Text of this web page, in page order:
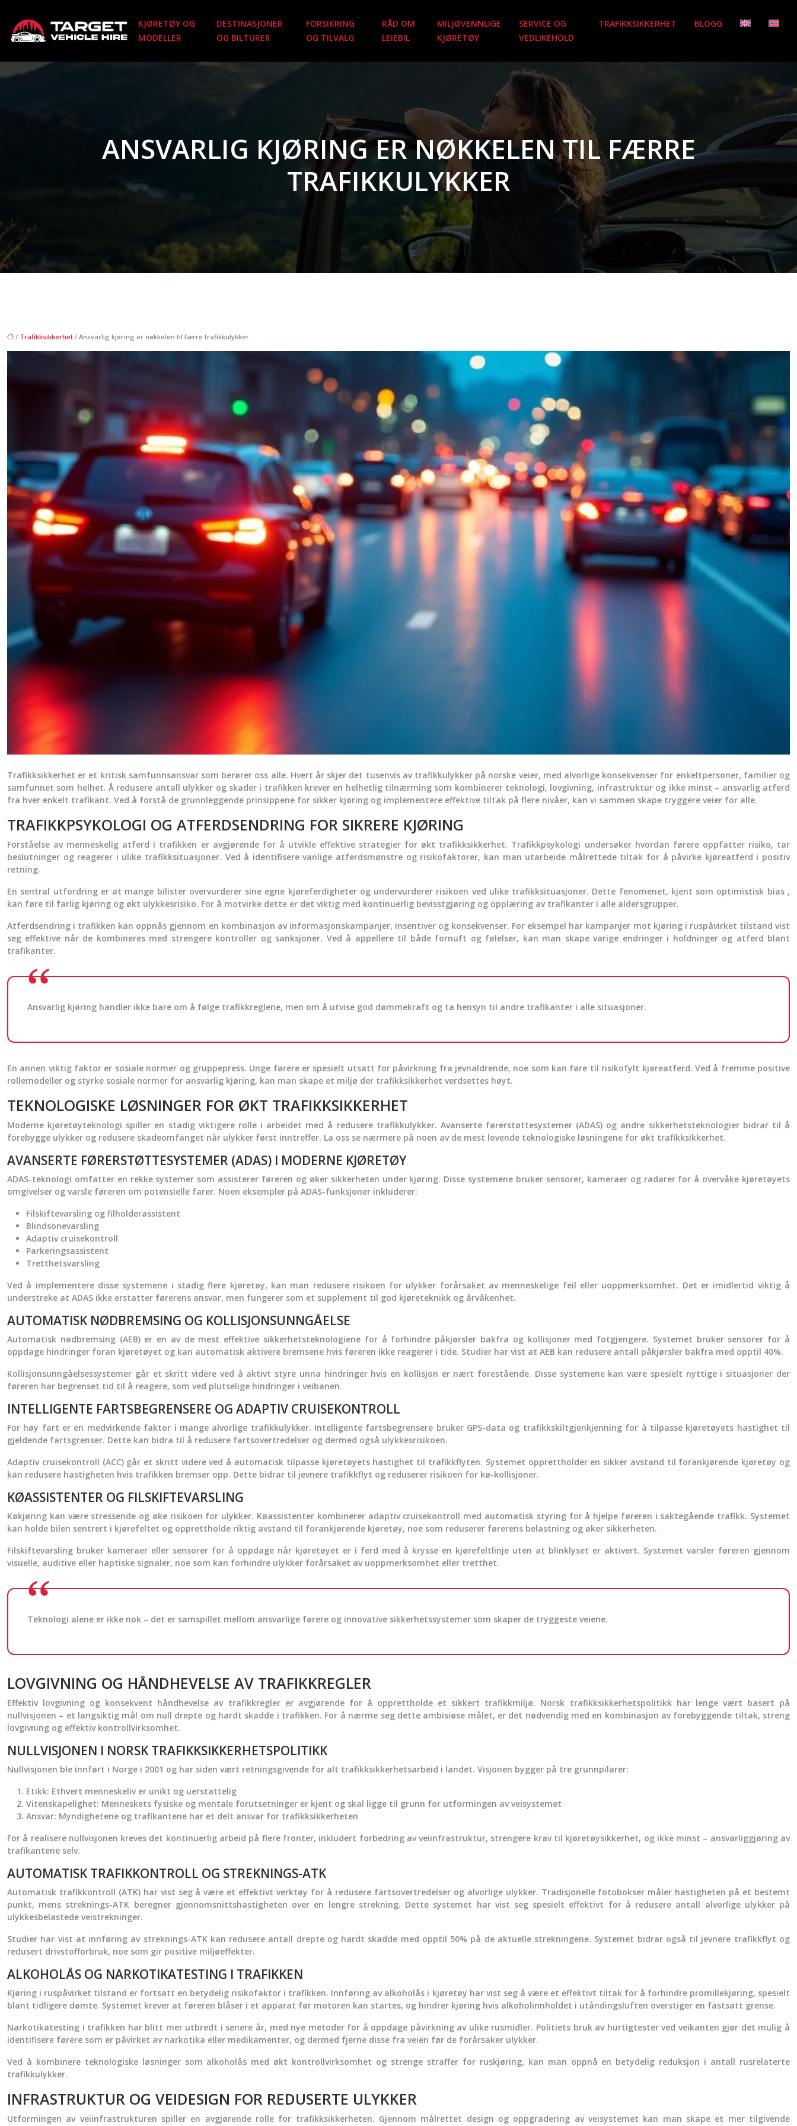
KJØRETØY OG
MODELLER
DESTINASJONER
OG BILTURER
FORSIKRING
OG TILVALG
RÅD OM
LEIEBIL
MILJØVENNLIGE
KJØRETØY
SERVICE OG
VEDLIKEHOLD
TRAFIKKSIKKERHET BLOGG
ANSVARLIG KJØRING ER NØKKELEN TIL FÆRRE
TRAFIKKULYKKER
/ Trafikksikkerhet / Ansvarlig kjøring er nøkkelen til færre trafikkulykker
Trafikksikkerhet er et kritisk samfunnsansvar som berører oss alle. Hvert år skjer det tusenvis av trafikkulykker på norske veier, med alvorlige konsekvenser for enkeltpersoner, familier og
samfunnet som helhet. Å redusere antall ulykker og skader i trafikken krever en helhetlig tilnærming som kombinerer teknologi, lovgivning, infrastruktur og ikke minst – ansvarlig atferd
fra hver enkelt trafikant. Ved å forstå de grunnleggende prinsippene for sikker kjøring og implementere effektive tiltak på flere nivåer, kan vi sammen skape tryggere veier for alle.
TRAFIKKPSYKOLOGI OG ATFERDSENDRING FOR SIKRERE KJØRING
Forståelse av menneskelig atferd i trafikken er avgjørende for å utvikle effektive strategier for økt trafikksikkerhet. Trafikkpsykologi undersøker hvordan førere oppfatter risiko, tar
beslutninger og reagerer i ulike trafikksituasjoner. Ved å identifisere vanlige atferdsmønstre og risikofaktorer, kan man utarbeide målrettede tiltak for å påvirke kjøreatferd i positiv
retning.
En sentral utfordring er at mange bilister overvurderer sine egne kjøreferdigheter og undervurderer risikoen ved ulike trafikksituasjoner. Dette fenomenet, kjent som optimistisk bias ,
kan føre til farlig kjøring og økt ulykkesrisiko. For å motvirke dette er det viktig med kontinuerlig bevisstgjøring og opplæring av trafikanter i alle aldersgrupper.
Atferdsendring i trafikken kan oppnås gjennom en kombinasjon av informasjonskampanjer, insentiver og konsekvenser. For eksempel har kampanjer mot kjøring i ruspåvirket tilstand vist
seg effektive når de kombineres med strengere kontroller og sanksjoner. Ved å appellere til både fornuft og følelser, kan man skape varige endringer i holdninger og atferd blant
trafikanter.
Ansvarlig kjøring handler ikke bare om å følge trafikkreglene, men om å utvise god dømmekraft og ta hensyn til andre trafikanter i alle situasjoner.
En annen viktig faktor er sosiale normer og gruppepress. Unge førere er spesielt utsatt for påvirkning fra jevnaldrende, noe som kan føre til risikofylt kjøreatferd. Ved å fremme positive
rollemodeller og styrke sosiale normer for ansvarlig kjøring, kan man skape et miljø der trafikksikkerhet verdsettes høyt.
TEKNOLOGISKE LØSNINGER FOR ØKT TRAFIKKSIKKERHET
Moderne kjøretøyteknologi spiller en stadig viktigere rolle i arbeidet med å redusere trafikkulykker. Avanserte førerstøttesystemer (ADAS) og andre sikkerhetsteknologier bidrar til å
forebygge ulykker og redusere skadeomfanget når ulykker først inntreffer. La oss se nærmere på noen av de mest lovende teknologiske løsningene for økt trafikksikkerhet.
AVANSERTE FØRERSTØTTESYSTEMER (ADAS) I MODERNE KJØRETØY
ADAS-teknologi omfatter en rekke systemer som assisterer føreren og øker sikkerheten under kjøring. Disse systemene bruker sensorer, kameraer og radarer for å overvåke kjøretøyets
omgivelser og varsle føreren om potensielle farer. Noen eksempler på ADAS-funksjoner inkluderer:
Filskiftevarsling og filholderassistent
Blindsonevarsling
Adaptiv cruisekontroll
Parkeringsassistent
Tretthetsvarsling
Ved å implementere disse systemene i stadig flere kjøretøy, kan man redusere risikoen for ulykker forårsaket av menneskelige feil eller uoppmerksomhet. Det er imidlertid viktig å
understreke at ADAS ikke erstatter førerens ansvar, men fungerer som et supplement til god kjøreteknikk og årvåkenhet.
AUTOMATISK NØDBREMSING OG KOLLISJONSUNNGÅELSE
Automatisk nødbremsing (AEB) er en av de mest effektive sikkerhetsteknologiene for å forhindre påkjørsler bakfra og kollisjoner med fotgjengere. Systemet bruker sensorer for å
oppdage hindringer foran kjøretøyet og kan automatisk aktivere bremsene hvis føreren ikke reagerer i tide. Studier har vist at AEB kan redusere antall påkjørsler bakfra med opptil 40%.
Kollisjonsunngåelsessystemer går et skritt videre ved å aktivt styre unna hindringer hvis en kollisjon er nært forestående. Disse systemene kan være spesielt nyttige i situasjoner der
føreren har begrenset tid til å reagere, som ved plutselige hindringer i veibanen.
INTELLIGENTE FARTSBEGRENSERE OG ADAPTIV CRUISEKONTROLL
For høy fart er en medvirkende faktor i mange alvorlige trafikkulykker. Intelligente fartsbegrensere bruker GPS-data og trafikkskiltgjenkjenning for å tilpasse kjøretøyets hastighet til
gjeldende fartsgrenser. Dette kan bidra til å redusere fartsovertredelser og dermed også ulykkesrisikoen.
Adaptiv cruisekontroll (ACC) går et skritt videre ved å automatisk tilpasse kjøretøyets hastighet til trafikkflyten. Systemet opprettholder en sikker avstand til forankjørende kjøretøy og
kan redusere hastigheten hvis trafikken bremser opp. Dette bidrar til jevnere trafikkflyt og reduserer risikoen for kø-kollisjoner.
KØASSISTENTER OG FILSKIFTEVARSLING
Køkjøring kan være stressende og øke risikoen for ulykker. Køassistenter kombinerer adaptiv cruisekontroll med automatisk styring for å hjelpe føreren i saktegående trafikk. Systemet
kan holde bilen sentrert i kjørefeltet og opprettholde riktig avstand til forankjørende kjøretøy, noe som reduserer førerens belastning og øker sikkerheten.
Filskiftevarsling bruker kameraer eller sensorer for å oppdage når kjøretøyet er i ferd med å krysse en kjørefeltlinje uten at blinklyset er aktivert. Systemet varsler føreren gjennom
visuelle, auditive eller haptiske signaler, noe som kan forhindre ulykker forårsaket av uoppmerksomhet eller tretthet.
Teknologi alene er ikke nok – det er samspillet mellom ansvarlige førere og innovative sikkerhetssystemer som skaper de tryggeste veiene.
LOVGIVNING OG HÅNDHEVELSE AV TRAFIKKREGLER
Effektiv lovgivning og konsekvent håndhevelse av trafikkregler er avgjørende for å opprettholde et sikkert trafikkmiljø. Norsk trafikksikkerhetspolitikk har lenge vært basert på
nullvisjonen – et langsiktig mål om null drepte og hardt skadde i trafikken. For å nærme seg dette ambisiøse målet, er det nødvendig med en kombinasjon av forebyggende tiltak, streng
lovgivning og effektiv kontrollvirksomhet.
NULLVISJONEN I NORSK TRAFIKKSIKKERHETSPOLITIKK
Nullvisjonen ble innført i Norge i 2001 og har siden vært retningsgivende for alt trafikksikkerhetsarbeid i landet. Visjonen bygger på tre grunnpilarer:
Etikk: Ethvert menneskeliv er unikt og uerstattelig
Vitenskapelighet: Menneskets fysiske og mentale forutsetninger er kjent og skal ligge til grunn for utformingen av veisystemet
Ansvar: Myndighetene og trafikantene har et delt ansvar for trafikksikkerheten
For å realisere nullvisjonen kreves det kontinuerlig arbeid på flere fronter, inkludert forbedring av veiinfrastruktur, strengere krav til kjøretøysikkerhet, og ikke minst – ansvarliggjøring av
trafikantene selv.
AUTOMATISK TRAFIKKONTROLL OG STREKNINGS-ATK
Automatisk trafikkontroll (ATK) har vist seg å være et effektivt verktøy for å redusere fartsovertredelser og alvorlige ulykker. Tradisjonelle fotobokser måler hastigheten på et bestemt
punkt, mens streknings-ATK beregner gjennomsnittshastigheten over en lengre strekning. Dette systemet har vist seg spesielt effektivt for å redusere antall alvorlige ulykker på
ulykkesbelastede veistrekninger.
Studier har vist at innføring av streknings-ATK kan redusere antall drepte og hardt skadde med opptil 50% på de aktuelle strekningene. Systemet bidrar også til jevnere trafikkflyt og
redusert drivstofforbruk, noe som gir positive miljøeffekter.
ALKOHOLÅS OG NARKOTIKATESTING I TRAFIKKEN
Kjøring i ruspåvirket tilstand er fortsatt en betydelig risikofaktor i trafikken. Innføring av alkoholås i kjøretøy har vist seg å være et effektivt tiltak for å forhindre promillekjøring, spesielt
blant tidligere dømte. Systemet krever at føreren blåser i et apparat før motoren kan startes, og hindrer kjøring hvis alkoholinnholdet i utåndingsluften overstiger en fastsatt grense.
Narkotikatesting i trafikken har blitt mer utbredt i senere år, med nye metoder for å oppdage påvirkning av ulike rusmidler. Politiets bruk av hurtigtester ved veikanten gjør det mulig å
identifisere førere som er påvirket av narkotika eller medikamenter, og dermed fjerne disse fra veien før de forårsaker ulykker.
Ved å kombinere teknologiske løsninger som alkoholås med økt kontrollvirksomhet og strenge straffer for ruskjøring, kan man oppnå en betydelig reduksjon i antall rusrelaterte
trafikkulykker.
INFRASTRUKTUR OG VEIDESIGN FOR REDUSERTE ULYKKER
Utformingen av veiinfrastrukturen spiller en avgjørende rolle for trafikksikkerheten. Gjennom målrettet design og oppgradering av veisystemet kan man skape et mer tilgivende